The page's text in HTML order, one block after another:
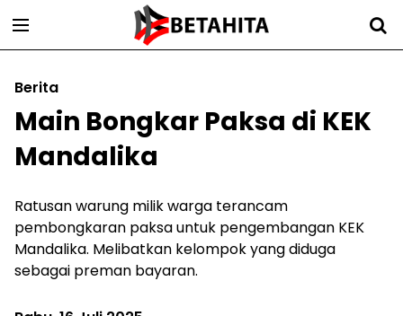
Berita
Main Bongkar Paksa di KEK
Mandalika
Ratusan warung milik warga terancam
pembongkaran paksa untuk pengembangan KEK
Mandalika. Melibatkan kelompok yang diduga
sebagai preman bayaran.